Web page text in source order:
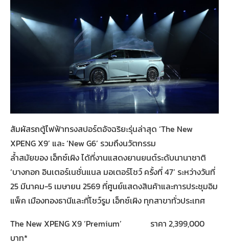
สัมผัสรถตู้ไฟฟ้าทรงสปอร์ตอัจฉริยะรุ่นล่าสุด ‘The New
XPENG X9’ และ ‘New G6’ รวมถึงนวัตกรรม
ล้ำสมัยของ เอ็กซ์เผิง ได้ที่งานแสดงยานยนต์ระดับนานาชาติ
‘บางกอก อินเตอร์เนชั่นแนล มอเตอร์โชว์ ครั้งที่ 47’ ระหว่างวันที่
25 มีนาคม-5 เมษายน 2569 ที่ศูนย์แสดงสินค้าและการประชุมอิม
แพ็ค เมืองทองธานีและที่โชว์รูม เอ็กซ์เผิง ทุกสาขาทั่วประเทศ
The New XPENG X9 ‘Premium’ ราคา 2,399,000
บาท*